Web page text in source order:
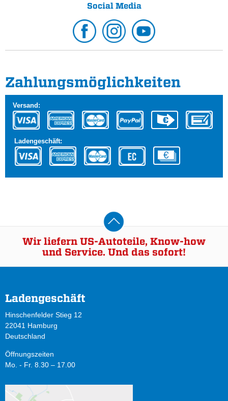
Social Media
Zahlungs­möglichkeiten
Versand:
Ladengeschäft:
Wir liefern US-Autoteile, Know-how
und Service. Und das sofort!
Ladengeschäft
Hinschenfelder Stieg 12
22041 Hamburg
Deutschland
Öffnungszeiten
Mo. - Fr. 8.30 – 17.00